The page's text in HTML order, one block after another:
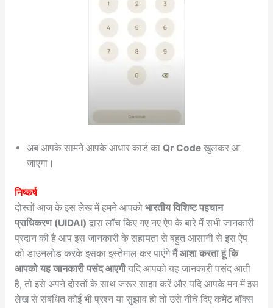
अब आपके सामने आपके आधार कार्ड का Qr Codeखुलकर आ
जाएगा।
निष्कर्ष
दोस्तों आज के इस लेख में हमने आपको भारतीय विशिष्ट पहचान
प्राधिकरण (UIDAI) द्वारा लॉच किए गए नए ऐप के बारे में सभी जानकारी
प्रदान की है आप इस जानकारी के सहायता से बहुत आसानी से इस ऐप
को डाउनलोड करके इसका इस्तेमाल कर पाएंगेमैं आशा करता हूं कि
आपको यह जानकारी पसंद आएगीयदि आपको यह जानकारी पसंद आती
है, तो इसे अपने दोस्तों के साथ जरूर साझा करें और यदि आपके मन में इस
लेख से संबंधित कोई भी प्रश्न या सुझाव हो तो उसे नीचे दिए कमेंट बॉक्स